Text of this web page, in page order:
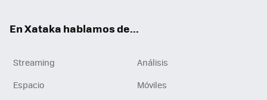
En Xataka hablamos de...
Streaming
Análisis
Espacio
Móviles